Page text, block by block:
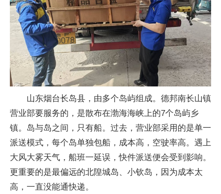
山东烟台长岛县，由多个岛屿组成。德邦南长山镇
营业部要服务的，是散布在渤海海峡上的7个岛屿乡
镇。岛与岛之间，只有船。过去，营业部采用的是单一
派送模式，每个岛单独包船，成本高，空驶率高。遇上
大风大雾天气，船班一延误，快件派送便会受到影响。
更重要的是最偏远的北隍城岛、小钦岛，因为成本太
高，一直没能通快递。